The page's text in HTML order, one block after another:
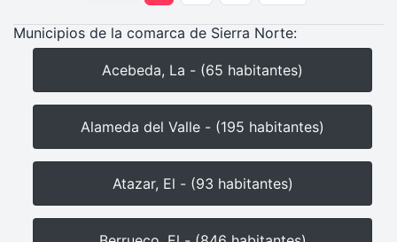
Municipios de la comarca de Sierra Norte:
Acebeda, La - (65 habitantes)
Alameda del Valle - (195 habitantes)
Atazar, El - (93 habitantes)